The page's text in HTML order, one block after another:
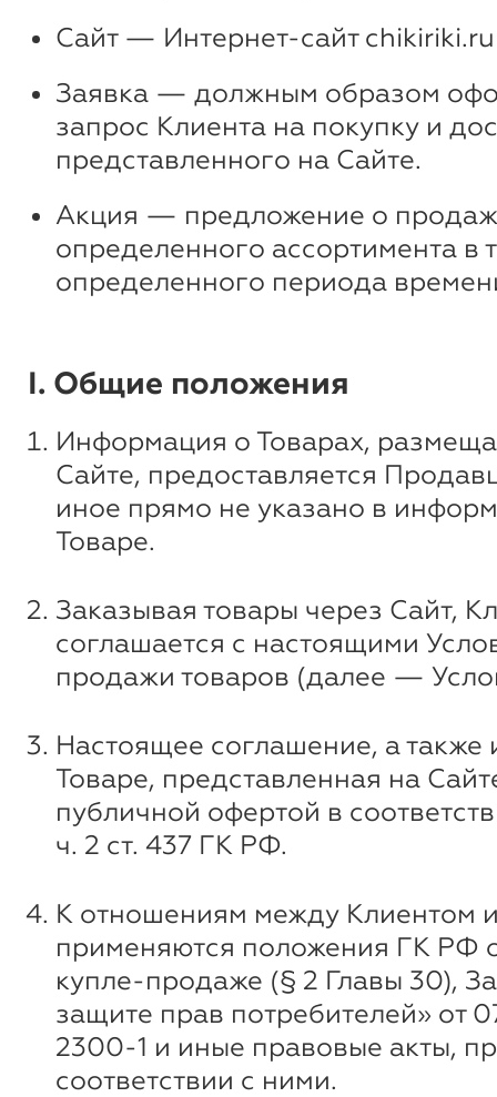
Сайт — Интернет-сайт chikiriki.ru
Заявка — должным образом
запрос Клиента на покупку и
представленного на Сайте.
Акция — предложение о
определенного ассортимента в
определенного периода
I. Общие положения
Информация о Товарах,
Сайте, предоставляется
иное прямо не указано в
Товаре.
Заказывая товары через Сайт,
соглашается с настоящими
продажи товаров (далее —
Настоящее соглашение, а
Товаре, представленная на
публичной офертой в
ч. 2 ст. 437 ГК РФ.
К отношениям между Клиентом
применяются положения ГК РФ
купле-продаже (§ 2 Главы 30),
защите прав потребителей» от
2300-1 и иные правовые акты,
соответствии с ними.